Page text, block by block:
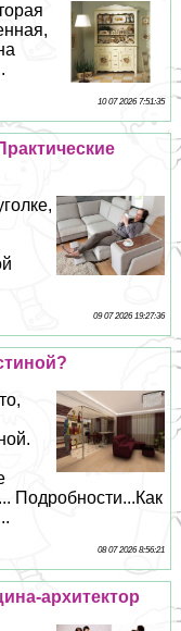
10 07 2026 7:51:35
09 07 2026 19:27:36
Подробности...Как
08 07 2026 8:56:21
архитектор